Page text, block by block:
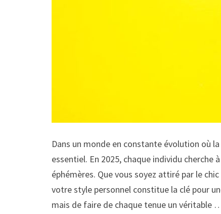
Dans un monde en constante évolution où
essentiel. En 2025, chaque individu
éphémères. Que vous soyez attiré par le
votre style personnel constitue la clé pour
mais de faire de chaque tenue un véritable